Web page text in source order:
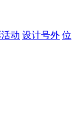
动 设计号外 位